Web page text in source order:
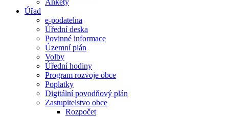
Ankety
Úřad
e-podatelna
Úřední deska
Povinné informace
Územní plán
Volby
Úřední hodiny
Program rozvoje obce
Poplatky
Digitální povodňový plán
Zastupitelstvo obce
Rozpočet